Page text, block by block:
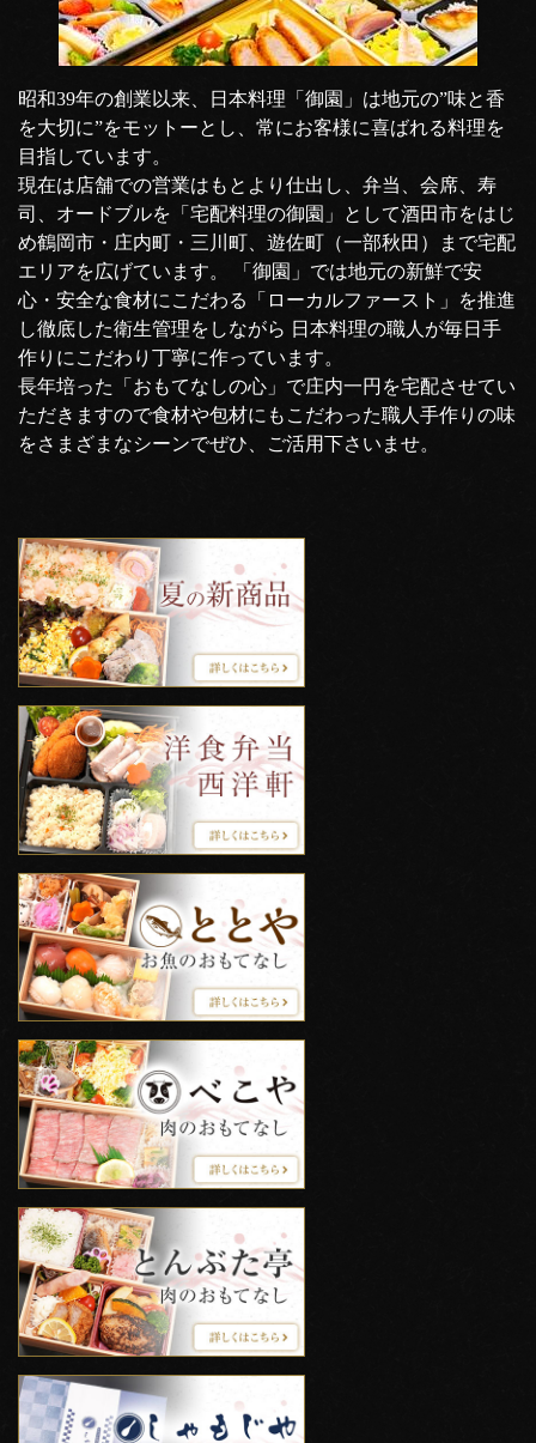
昭和39年の創業以来、日本料理「御園」は地元の”味と香
を大切に”をモットーとし、常にお客様に喜ばれる料理を
目指しています。
現在は店舗での営業はもとより仕出し、弁当、会席、寿
司、オードブルを「宅配料理の御園」として酒田市をはじ
め鶴岡市・庄内町・三川町、遊佐町（一部秋田）まで宅配
エリアを広げています。 「御園」では地元の新鮮で安
心・安全な食材にこだわる「ローカルファースト」を推進
し徹底した衛生管理をしながら 日本料理の職人が毎日手
作りにこだわり丁寧に作っています。
長年培った「おもてなしの心」で庄内一円を宅配させてい
ただきますので食材や包材にもこだわった職人手作りの味
をさまざまなシーンでぜひ、ご活用下さいませ。